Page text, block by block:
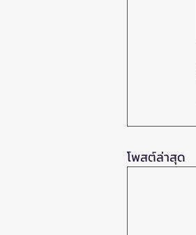
โพสต์ล่าสุด